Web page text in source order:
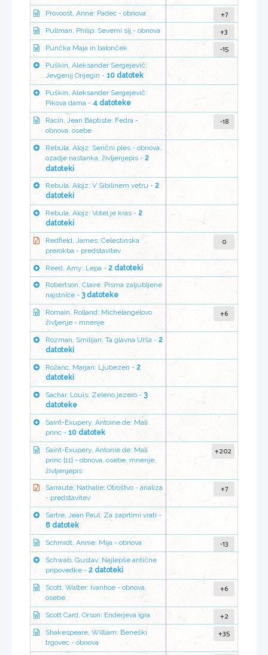
Provoost, Anne: Padec - obnova +7
Pullman, Philip: Severni sij - obnova +3
Punčka Maja in balonček -15
Puškin, Aleksander Sergejevič:
Jevgenij Onjegin - 10 datotek
Puškin, Aleksander Sergejevič:
Pikova dama - 4 datoteke
Racin, Jean Baptiste: Fedra -
obnova, osebe
-18
Rebula, Alojz: Senčni ples - obnova,
ozadje nastanka, življenjepis -2
datoteki
Rebula, Alojz: V Sibilinem vetru - 2
datoteki
Rebula, Alojz: Votel je kras - 2
datoteki
Redfield, James: Celestinska
prerokba - predstavitev
0
Reed, Amy: Lepa - 2 datoteki
Robertson, Claire: Pisma zaljubljene
najstnice - 3 datoteke
Romain, Rolland: Michelangelovo
življenje - mnenje
+6
Rozman, Smilijan: Ta glavna Urša - 2
datoteki
Rožanc, Marjan: Ljubezen - 2
datoteki
Sachar, Louis: Zeleno jezero - 3
datoteke
Saint-Exupery, Antoine de: Mali
princ - 10 datotek
Saint-Exupery, Antonie de: Mali
princ [11] - obnova, osebe, mnenje,
življenjepis
+202
Sarraute, Nathalie: Otroštvo - analiza
- predstavitev
+7
Sartre, Jean Paul: Za zaprtimi vrati -
8 datotek
Schmidt, Annie: Mija - obnova -13
Schwab, Gustav: Najlepše antične
pripovedke - 2 datoteki
Scott, Walter: Ivanhoe - obnova,
osebe
+6
Scott Card, Orson: Enderjeva igra +2
Shakespeare, William: Beneški
trgovec - obnova
+35